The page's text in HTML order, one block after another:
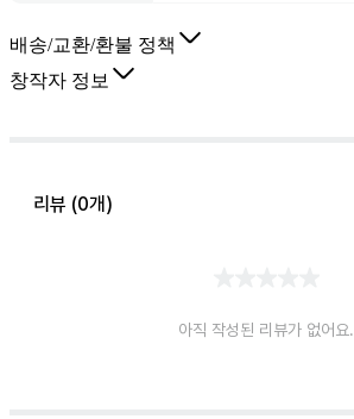
배송/교환/환불 정책
창작자 정보
리뷰 (0개)
아직 작성된 리뷰가 없어요.